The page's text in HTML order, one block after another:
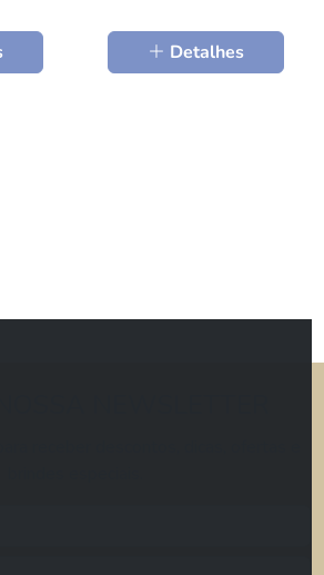
Detalhes